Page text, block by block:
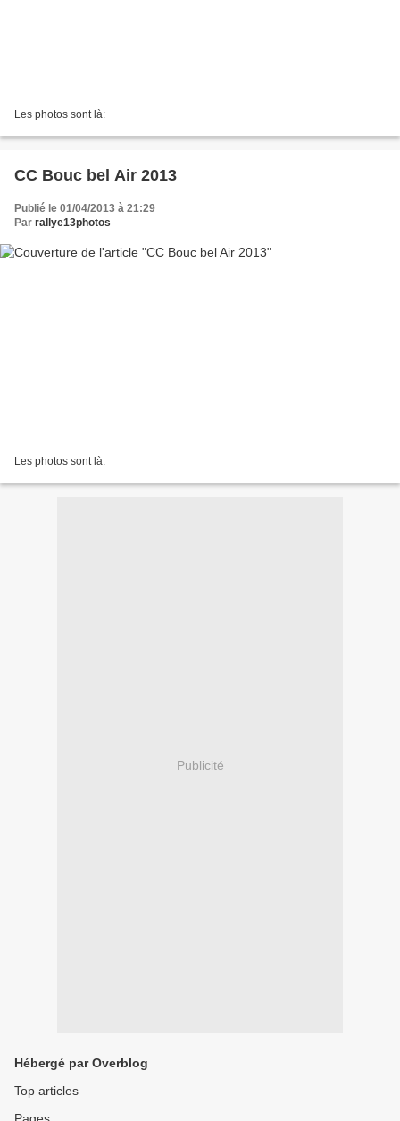
Les photos sont là:
CC Bouc bel Air 2013
Publié le 01/04/2013 à 21:29
Par rallye13photos
Les photos sont là:
Publicité
Hébergé par Overblog
Top articles